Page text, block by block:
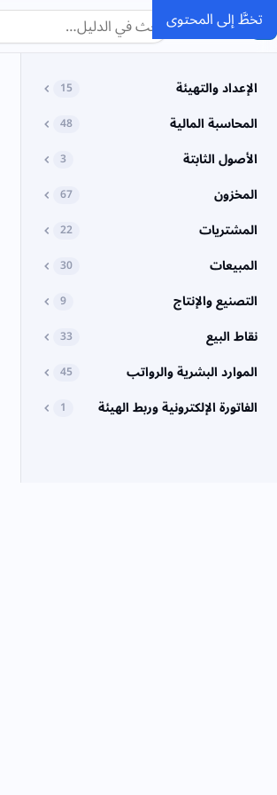
تخطَّ إلى المحتوى
SMACCالدليل
الإعداد والتهيئة 15
المحاسبة المالية 48
الأصول الثابتة 3
المخزون 67
المشتريات 22
المبيعات 30
التصنيع والإنتاج 9
نقاط البيع 33
الموارد البشرية والرواتب 45
الفاتورة الإلكترونية وربط الهيئة 1